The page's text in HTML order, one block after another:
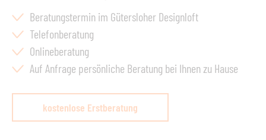
Beratungstermin im Gütersloher Designloft
Telefonberatung
Onlineberatung
Auf Anfrage persönliche Beratung bei Ihnen zu Hause
kostenlose Erstberatung